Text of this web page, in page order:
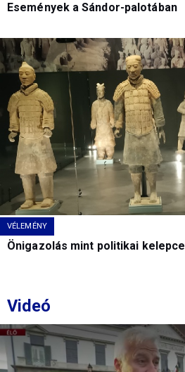
Események a Sándor-palotában
VÉLEMÉNY
Önigazolás mint politikai kelepce
Videó